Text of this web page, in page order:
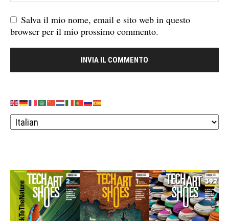
Salva il mio nome, email e sito web in questo
browser per il mio prossimo commento.